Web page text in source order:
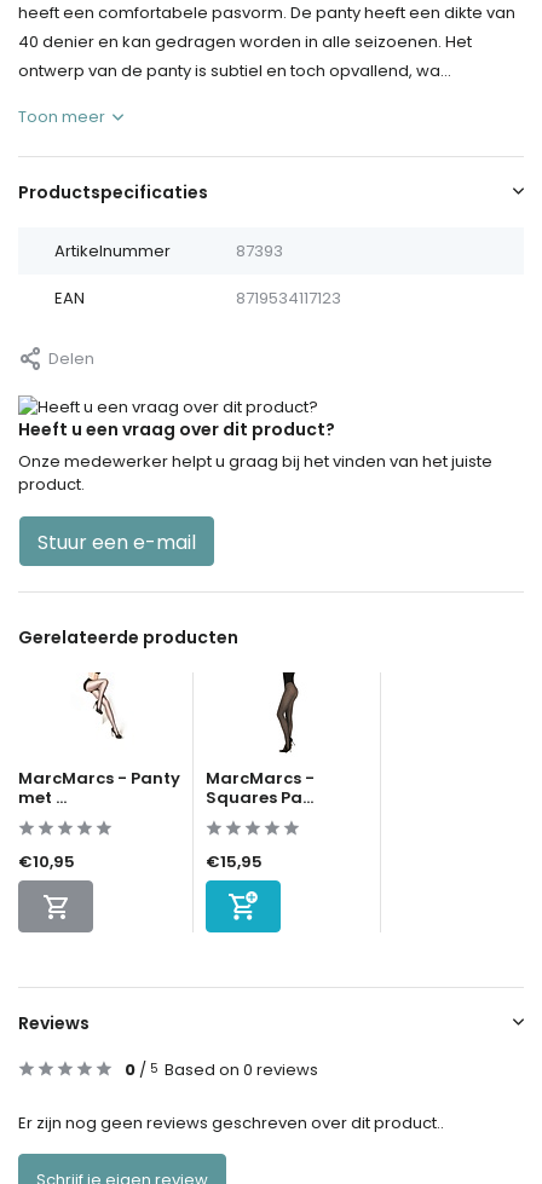
heeft een comfortabele pasvorm. De panty heeft een dikte van
40 denier en kan gedragen worden in alle seizoenen. Het
ontwerp van de panty is subtiel en toch opvallend, wa...
Toon meer
Productspecificaties
Artikelnummer 87393
EAN 8719534117123
Delen
Heeft u een vraag over dit product?
Onze medewerker helpt u graag bij het vinden van het juiste
product.
Stuur een e-mail
Gerelateerde producten
MarcMarcs - Panty
met ...
€10,95
MarcMarcs -
Squares Pa...
€15,95
Reviews
0 / 5 Based on 0 reviews
Er zijn nog geen reviews geschreven over dit product..